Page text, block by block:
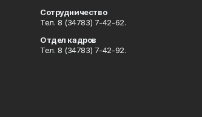
Сотрудничество
Тел. 8 (34783) 7-42-62.
Отдел кадров
Тел. 8 (34783) 7-42-92.